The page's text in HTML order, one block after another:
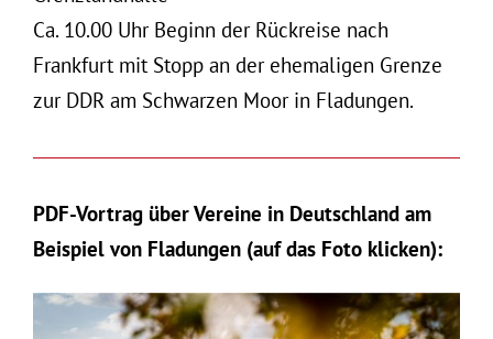
Ca. 10.00 Uhr Beginn der Rückreise nach
Frankfurt mit Stopp an der ehemaligen Grenze
zur DDR am Schwarzen Moor in Fladungen.
PDF-Vortrag über Vereine in Deutschland am
Beispiel von Fladungen (auf das Foto klicken):